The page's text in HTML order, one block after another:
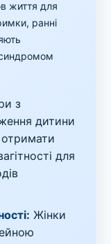
життя для
ранні
синдромом
з
дитини
для
Жінки